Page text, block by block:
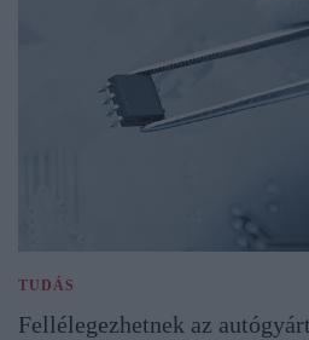
TUDÁS
Fellélegezhetnek az